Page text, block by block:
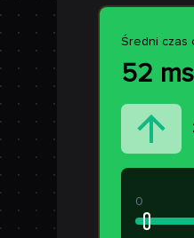
Średni czas
52 ms
0